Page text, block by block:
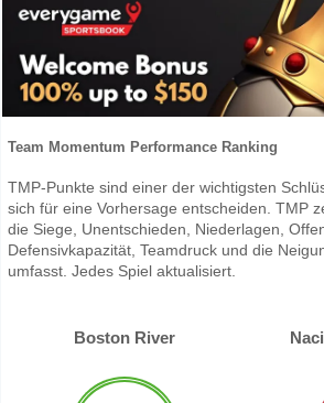
Team Momentum Performance Ranking
TMP-Punkte sind einer der wichtigsten
sich für eine Vorhersage entscheiden. TMP
die Siege, Unentschieden, Niederlagen,
Defensivkapazität, Teamdruck und die
umfasst. Jedes Spiel aktualisiert.
Boston River